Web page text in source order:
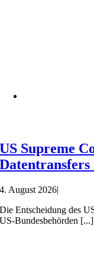
US Supreme
Datentransfers
4. August 2026|
Die Entscheidung des
US-Bundesbehörden [...]